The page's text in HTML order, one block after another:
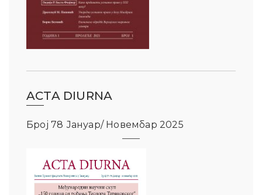
ACTA DIURNA
Број 78 Јануар/ Новембар 2025